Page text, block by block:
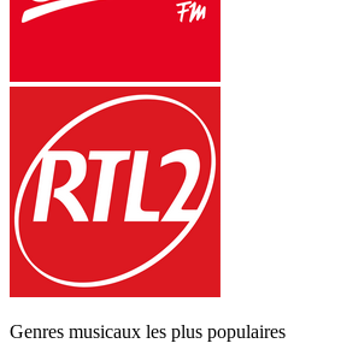
Genres musicaux les plus populaires